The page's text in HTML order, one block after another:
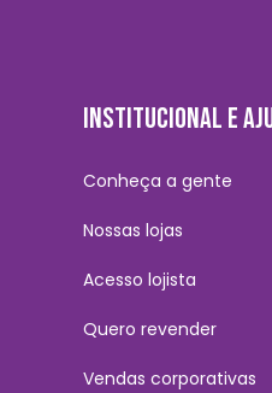
INSTITUCIONAL E
Conheça a gente
Nossas lojas
Acesso lojista
Quero revender
Vendas corporativas